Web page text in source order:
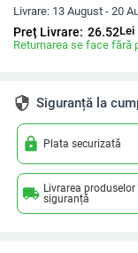
Livrare: 13 August - 20
Preț Livrare: 26.52Lei
Returnarea se face fără
security Siguranță la
lock Plata securizată
local_shipping Livrarea produselor
siguranță